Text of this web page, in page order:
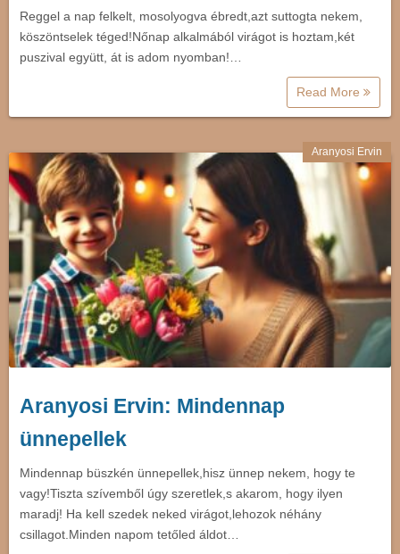
Reggel a nap felkelt, mosolyogva ébredt,azt suttogta nekem,
köszöntselek téged!Nőnap alkalmából virágot is hoztam,két
puszival együtt, át is adom nyomban!…
Read More
Aranyosi Ervin
Aranyosi Ervin: Mindennap
ünnepellek
Mindennap büszkén ünnepellek,hisz ünnep nekem, hogy te
vagy!Tiszta szívemből úgy szeretlek,s akarom, hogy ilyen
maradj! Ha kell szedek neked virágot,lehozok néhány
csillagot.Minden napom tetőled áldot…